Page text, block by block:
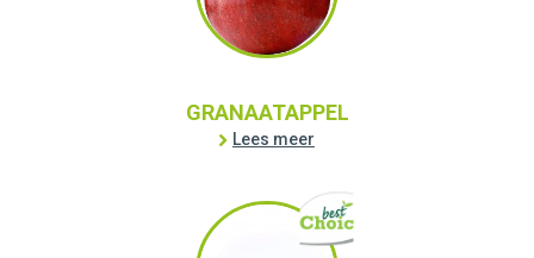
GRANAATAPPEL
Lees meer